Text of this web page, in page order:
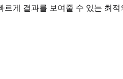
르게 결과를 보여줄 수 있는 최적